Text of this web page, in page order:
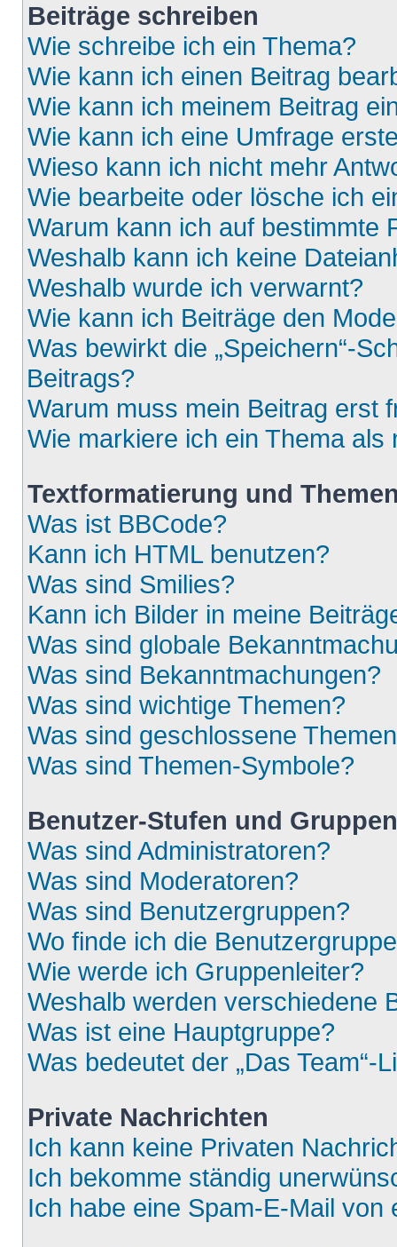
Beiträge schreiben
Wie schreibe ich ein Thema?
Wie kann ich einen Beitrag
Wie kann ich meinem Beitrag
Wie kann ich eine Umfrage
Wieso kann ich nicht mehr
Wie bearbeite oder lösche ich
Warum kann ich auf bestimmte
Weshalb kann ich keine
Weshalb wurde ich verwarnt?
Wie kann ich Beiträge den
Was bewirkt die „Speichern“-
Beitrags?
Warum muss mein Beitrag erst
Wie markiere ich ein Thema als
Textformatierung und
Was ist BBCode?
Kann ich HTML benutzen?
Was sind Smilies?
Kann ich Bilder in meine
Was sind globale
Was sind Bekanntmachungen?
Was sind wichtige Themen?
Was sind geschlossene
Was sind Themen-Symbole?
Benutzer-Stufen und Gruppen
Was sind Administratoren?
Was sind Moderatoren?
Was sind Benutzergruppen?
Wo finde ich die
Wie werde ich Gruppenleiter?
Weshalb werden verschiedene
Was ist eine Hauptgruppe?
Was bedeutet der „Das Team“-
Private Nachrichten
Ich kann keine Privaten
Ich bekomme ständig
Ich habe eine Spam-E-Mail